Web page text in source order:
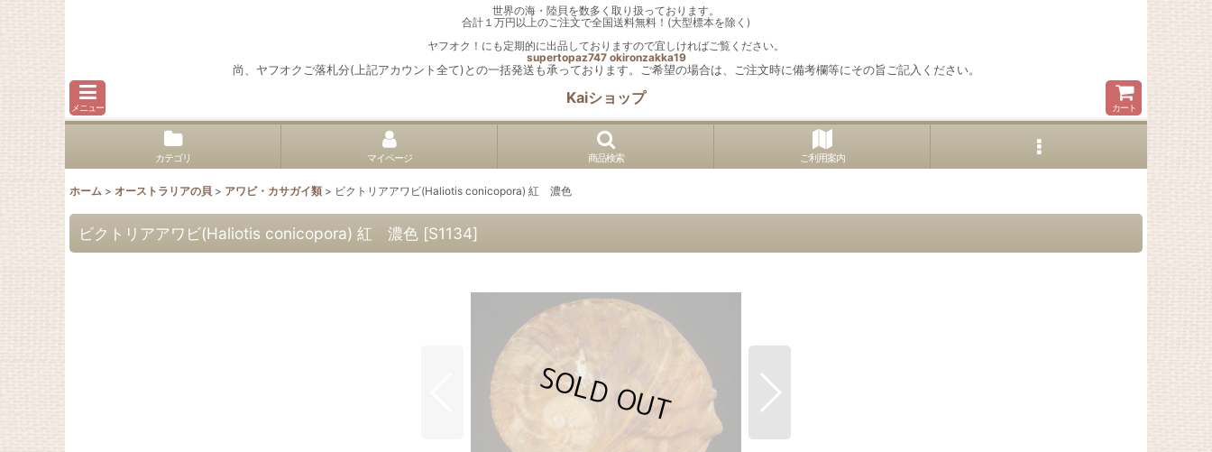
世界の海・陸貝を数多く取り扱っております。
合計１万円以上のご注文で全国送料無料！(大型標本を除く)
ヤフオク！にも定期的に出品しておりますので宜しければご覧ください。
supertopaz747 okironzakka19
尚、ヤフオクご落札分(上記アカウント全て)との一括発送も承っております。ご希望の場合は、ご注文時に備考欄等にその旨ご記入ください。
メニュー
Kaiショップ
カート
カテゴリ マイページ 商品検索 ご利用案内
ホーム > オーストラリアの貝 > アワビ・カサガイ類 > ビクトリアアワビ(Haliotis conicopora) 紅 濃色
ビクトリアアワビ(Haliotis conicopora) 紅 濃色 [S1134]